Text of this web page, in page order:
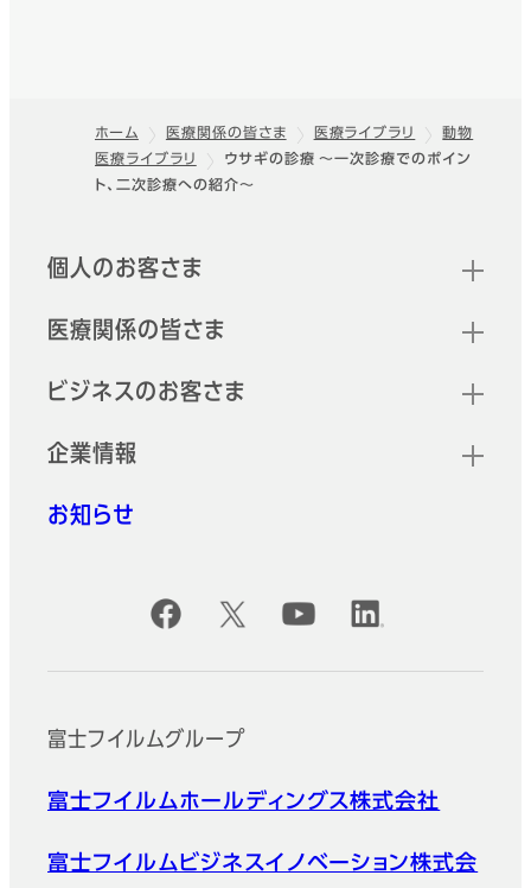
フッター
ホーム 医療関係の皆さま 医療ライブラリ
動物
医療ライブラリ
ウサギの診療 ～一次診療でのポイン
ト、二次診療への紹介～
クイックリンク
個人のお客さま
医療関係の皆さま
ビジネスのお客さま
企業情報
お知らせ
公式SNSアカウント
富士フイルムグループ
富士フイルムホールディングス株式会社
富士フイルムビジネスイノベーション株式会